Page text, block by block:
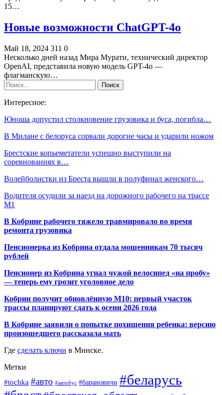
15…
Новые возможности ChatGPT-4o
Май 18, 2024 311 0
Несколько дней назад Мира Мурати, технический директор
OpenAI, представила новую модель GPT-4o —
флагманскую…
Интересное:
Юноша допустил столкновение грузовика и буса, погибла…
В Милане с белоруса сорвали дорогие часы и ударили ножом
Брестские копьеметатели успешно выступили на
соревнованиях в…
Волейболистки из Бреста вышли в полуфинал женского…
Водителя осудили за наезд на дорожного рабочего на трассе
М1
В Кобрине рабочего тяжело травмировало во время
ремонта грузовика
Пенсионерка из Кобрина отдала мошенникам 70 тысяч
рублей
Пенсионер из Кобрина угнал чужой велосипед «на пробу»
— теперь ему грозит уголовное дело
Кобрин получит обновлённую М10: первый участок
трассы планируют сдать к осени 2026 года
В Кобрине заявили о попытке похищения ребенка: версию
произошедшего рассказала мать
Где сделать ключи в Минске.
Метки
#tochka #авто #автобус #барановичи #беларусь